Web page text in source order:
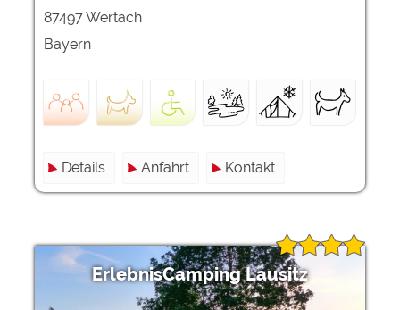
87497 Wertach
Bayern
Details Anfahrt Kontakt
ErlebnisCamping Lausitz